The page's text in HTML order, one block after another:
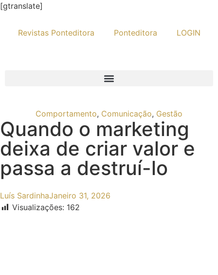
[gtranslate]
Revistas Ponteditora Ponteditora LOGIN
Comportamento, Comunicação, Gestão
Quando o marketing
deixa de criar valor e
passa a destruí-lo
Luís SardinhaJaneiro 31, 2026
Visualizações: 162